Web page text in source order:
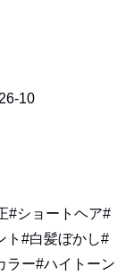
10
#ショートヘア#
ト#白髪ぼかし#
ラー#ハイトーン